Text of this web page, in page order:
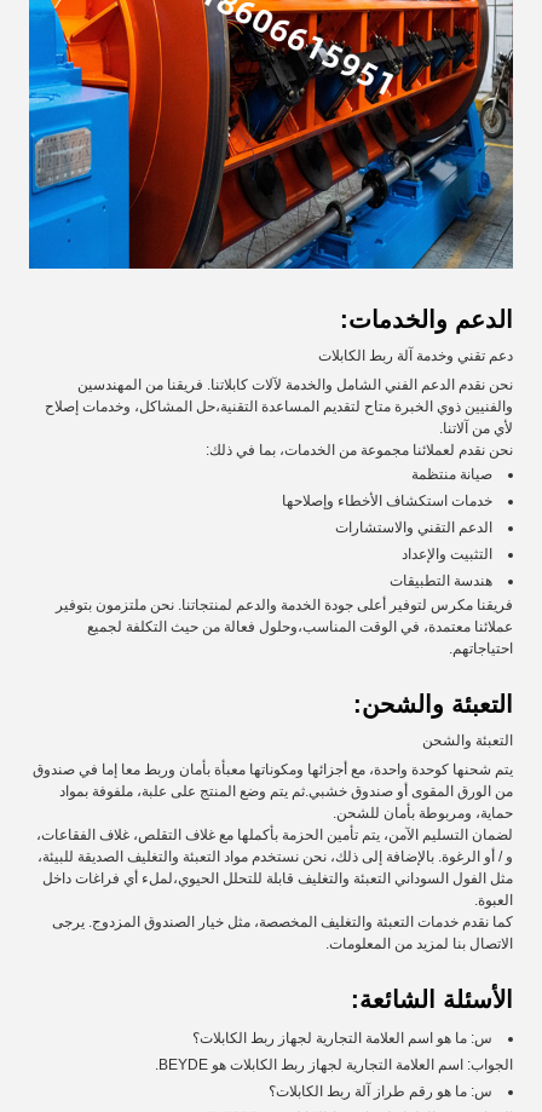
الدعم والخدمات:
دعم تقني وخدمة آلة ربط الكابلات
نحن نقدم الدعم الفني الشامل والخدمة لآلات كابلاتنا. فريقنا من المهندسين
والفنيين ذوي الخبرة متاح لتقديم المساعدة التقنية،حل المشاكل، وخدمات إصلاح
لأي من آلاتنا.
نحن نقدم لعملائنا مجموعة من الخدمات، بما في ذلك:
صيانة منتظمة
خدمات استكشاف الأخطاء وإصلاحها
الدعم التقني والاستشارات
التثبيت والإعداد
هندسة التطبيقات
فريقنا مكرس لتوفير أعلى جودة الخدمة والدعم لمنتجاتنا. نحن ملتزمون بتوفير
عملائنا معتمدة، في الوقت المناسب،وحلول فعالة من حيث التكلفة لجميع
احتياجاتهم.
التعبئة والشحن:
التعبئة والشحن
يتم شحنها كوحدة واحدة، مع أجزائها ومكوناتها معبأة بأمان وربط معا إما في صندوق
من الورق المقوى أو صندوق خشبي.ثم يتم وضع المنتج على علبة، ملفوفة بمواد
حماية، ومربوطة بأمان للشحن.
لضمان التسليم الآمن، يتم تأمين الحزمة بأكملها مع غلاف التقلص، غلاف الفقاعات،
و / أو الرغوة. بالإضافة إلى ذلك، نحن نستخدم مواد التعبئة والتغليف الصديقة للبيئة،
مثل الفول السوداني التعبئة والتغليف قابلة للتحلل الحيوي،لملء أي فراغات داخل
العبوة.
كما نقدم خدمات التعبئة والتغليف المخصصة، مثل خيار الصندوق المزدوج. يرجى
الاتصال بنا لمزيد من المعلومات.
الأسئلة الشائعة:
س: ما هو اسم العلامة التجارية لجهاز ربط الكابلات؟
الجواب: اسم العلامة التجارية لجهاز ربط الكابلات هو BEYDE.
س: ما هو رقم طراز آلة ربط الكابلات؟